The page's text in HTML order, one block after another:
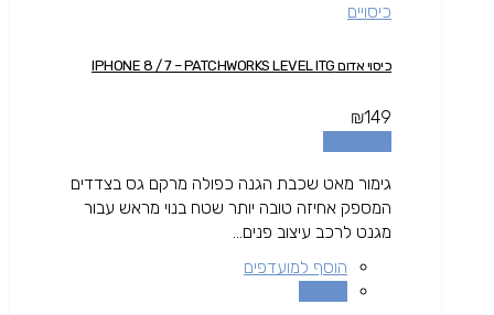
כיסויים
כיסוי אדום IPHONE 8 / 7 – PATCHWORKS LEVEL ITG
₪149
גימור מאט שכבת הגנה כפולה מרקם גס בצדדים
המספק אחיזה טובה יותר שטח בנוי מראש עבור
מגנט לרכב עיצוב פנים...
הוסף למועדפים